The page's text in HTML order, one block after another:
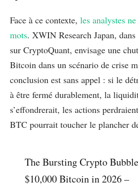
Face à ce contexte, les analystes
mots. XWIN Research Japan,
sur CryptoQuant, envisage une
Bitcoin dans un scénario de crise
conclusion est sans appel : si le
à être fermé durablement, la
s’effondrerait, les actions
BTC pourrait toucher le plancher
The Bursting Crypto
$10,000 Bitcoin in 2026 –